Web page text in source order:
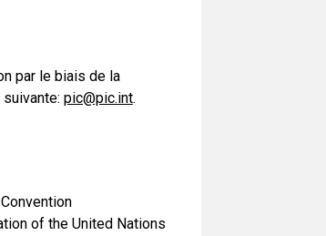
par le biais de la
pic@pic.int.
of the United Nations